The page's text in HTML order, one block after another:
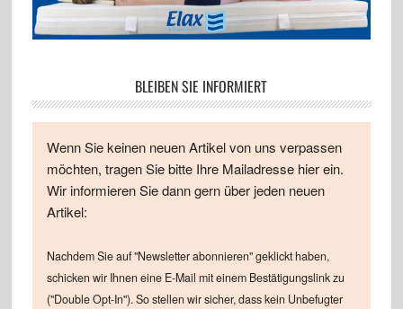
BLEIBEN SIE INFORMIERT
Wenn Sie keinen neuen Artikel von uns verpassen
möchten, tragen Sie bitte Ihre Mailadresse hier ein.
Wir informieren Sie dann gern über jeden neuen
Artikel:
Nachdem Sie auf "Newsletter abonnieren" geklickt haben,
schicken wir Ihnen eine E-Mail mit einem Bestätigungslink zu
("Double Opt-In"). So stellen wir sicher, dass kein Unbefugter